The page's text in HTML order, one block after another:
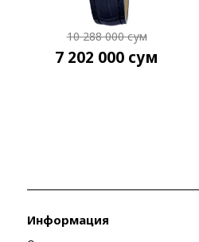
10 288 000сум
7 202 000 сум
Информация